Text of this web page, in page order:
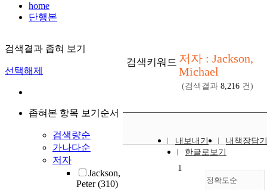
home
단행본
검색결과 좁혀 보기
선택해제
좁혀본 항목 보기순서
검색량순
가나다순
저자
Jackson,
Peter(310)
검색키워드 저자 : Jackson,
Michael
(검색결과 8,216 건)
내보내기
내책장담기
한글로보기
정확도순
1